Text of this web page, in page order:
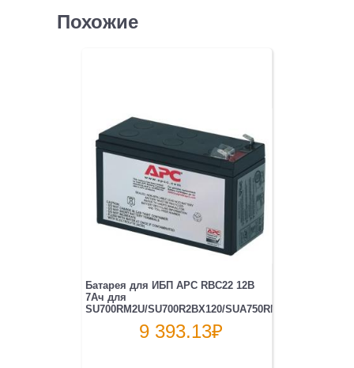
Похожие
Батарея для ИБП APC RBC22 12В
7Ач для
SU700RM2U/SU700R2BX120/SUA750RM2U
9 393.13₽